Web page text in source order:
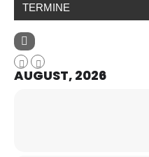
TERMINE
AUGUST, 2026